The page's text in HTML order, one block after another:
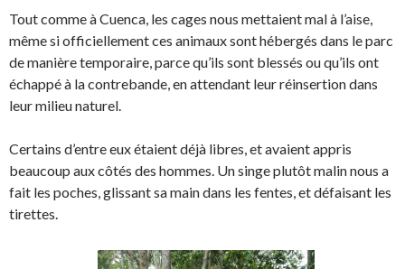
Tout comme à Cuenca, les cages nous mettaient mal à l’aise,
même si officiellement ces animaux sont hébergés dans le parc
de manière temporaire, parce qu’ils sont blessés ou qu’ils ont
échappé à la contrebande, en attendant leur réinsertion dans
leur milieu naturel.
Certains d’entre eux étaient déjà libres, et avaient appris
beaucoup aux côtés des hommes. Un singe plutôt malin nous a
fait les poches, glissant sa main dans les fentes, et défaisant les
tirettes.